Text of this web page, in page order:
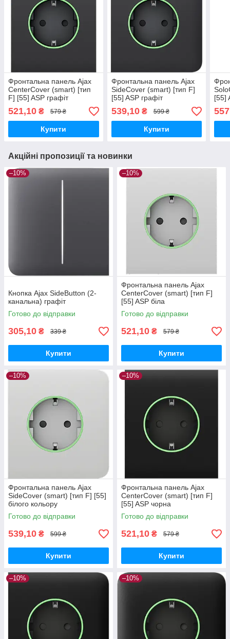
Фронтальна панель Ajax
CenterCover (smart) [тип
F] [55] ASP графіт
521,10 ₴ 579 ₴
Купити
Фронтальна панель Ajax
SideCover (smart) [тип F]
[55] ASP графіт
539,10₴ 599 ₴
Купити
[55]
Акційні пропозиції та новинки
–10%
Кнопка Ajax SideButton (2-
канальна) графіт
Готово до відправки
305,10 ₴ 339 ₴
Купити
–10%
Фронтальна панель Ajax
CenterCover (smart) [тип F]
[55] ASP біла
Готово до відправки
521,10 ₴ 579 ₴
Купити
–10%
Фронтальна панель Ajax
SideCover (smart) [тип F] [55]
білого кольору
Готово до відправки
539,10 ₴ 599 ₴
Купити
–10%
Фронтальна панель Ajax
CenterCover (smart) [тип F]
[55] ASP чорна
Готово до відправки
521,10 ₴ 579 ₴
Купити
–10% –10%